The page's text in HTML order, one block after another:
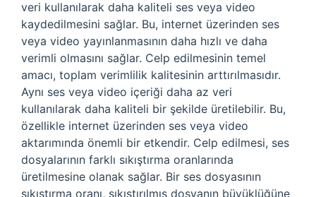
veri kullanılarak daha kaliteli ses veya video
kaydedilmesini sağlar. Bu, internet üzerinden ses
veya video yayınlanmasının daha hızlı ve daha
verimli olmasını sağlar. Celp edilmesinin temel
amacı, toplam verimlilik kalitesinin arttırılmasıdır.
Aynı ses veya video içeriği daha az veri
kullanılarak daha kaliteli bir şekilde üretilebilir. Bu,
özellikle internet üzerinden ses veya video
aktarımında önemli bir etkendir. Celp edilmesi, ses
dosyalarının farklı sıkıştırma oranlarında
üretilmesine olanak sağlar. Bir ses dosyasının
sıkıştırma oranı, sıkıştırılmış dosyanın büyüklüğüne